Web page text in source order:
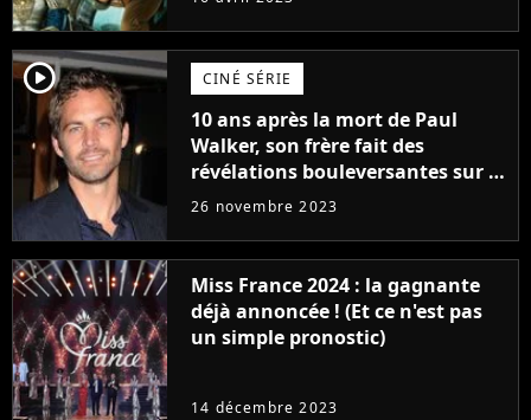
player2 CINÉ SÉRIE
10 ans après la mort de Paul
Walker, son frère fait des
révélations bouleversantes sur la
réaction des acteurs de Fast and
26 novembre 2023
Miss France 2024 : la gagnante
déjà annoncée ! (Et ce n'est pas
un simple pronostic)
14 décembre 2023